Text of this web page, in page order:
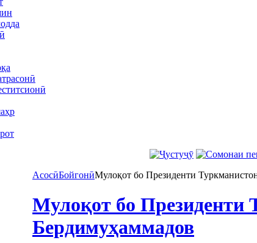
АсосӣБойгонӣМулоқот бо Президенти
Мулоқот бо Президенти
Бердимуҳаммадов